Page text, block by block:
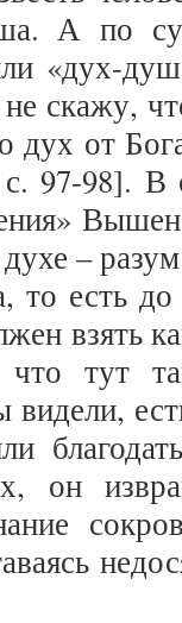
А по
«дух-
скажу,
от
97-98]. В
–
есть до
взять
что тут
он